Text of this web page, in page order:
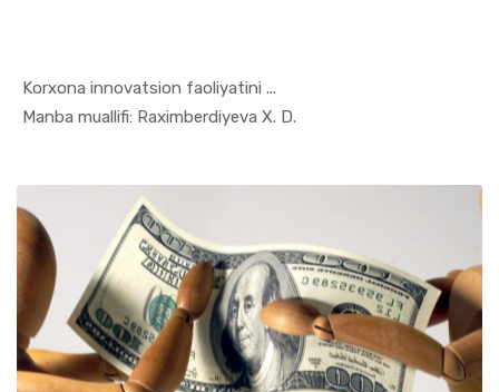
Korxona innovatsion faoliyatini ...
Manba muallifi: Raximberdiyeva X. D.
In Xizmat ...